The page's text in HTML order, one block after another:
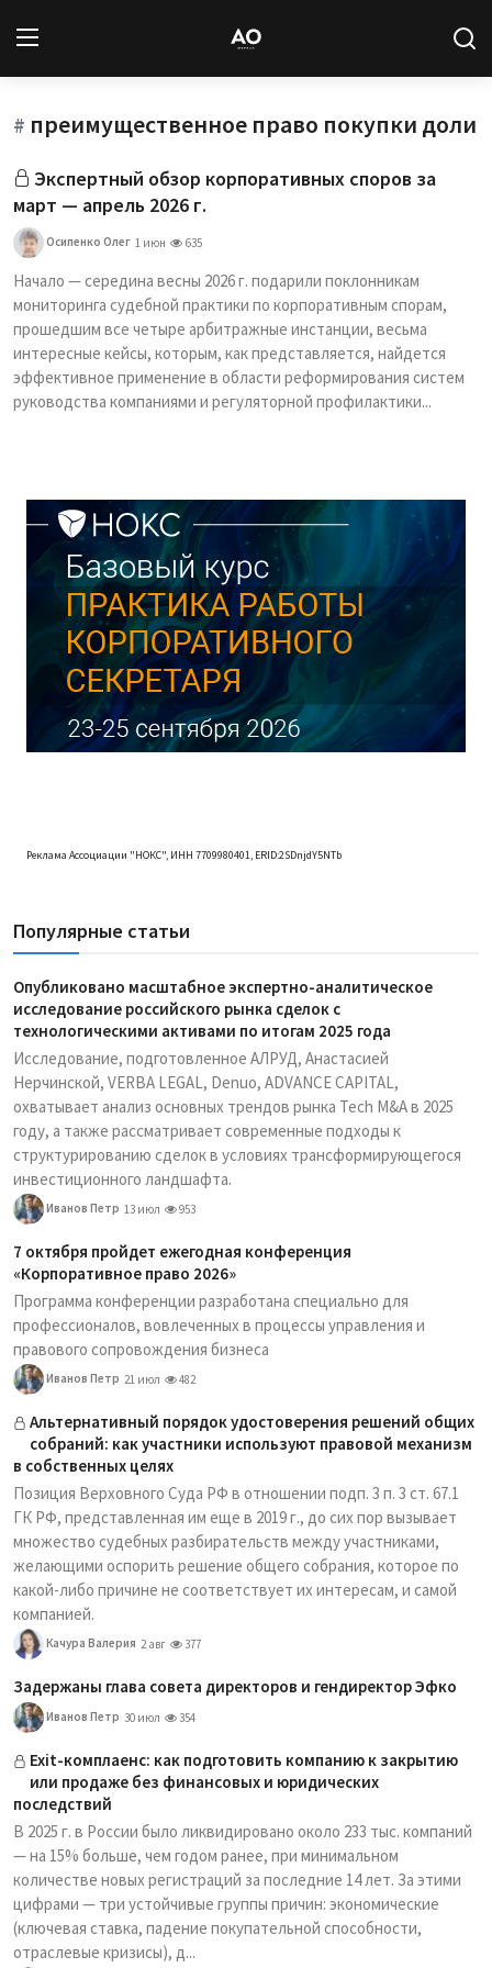
Вход Регистрация
Новости
Статьи
Авторы
Архив
База знаний
# преимущественное право покупки доли
Экспертный обзор корпоративных споров за
март — апрель 2026 г.
Осипенко Олег 1 июн 635
Начало — середина весны 2026 г. подарили поклонникам
мониторинга судебной практики по корпоративным спорам,
прошедшим все четыре арбитражные инстанции, весьма
интересные кейсы, которым, как представляется, найдется
эффективное применение в области реформирования систем
руководства компаниями и регуляторной профилактики...
Реклама Ассоциации "НОКС", ИНН 7709980401, ERID:2SDnjdY5NTb
Популярные статьи
Опубликовано масштабное экспертно-аналитическое
исследование российского рынка сделок с
технологическими активами по итогам 2025 года
Исследование, подготовленное АЛРУД, Анастасией
Нерчинской, VERBA LEGAL, Denuo, ADVANCE CAPITAL,
охватывает анализ основных трендов рынка Tech M&A в 2025
году, а также рассматривает современные подходы к
структурированию сделок в условиях трансформирующегося
инвестиционного ландшафта.
Иванов Петр 13 июл 953
7 октября пройдет ежегодная конференция
«Корпоративное право 2026»
Программа конференции разработана специально для
профессионалов, вовлеченных в процессы управления и
правового сопровождения бизнеса
Иванов Петр 21 июл 482
Альтернативный порядок удостоверения решений общих
собраний: как участники используют правовой механизм
в собственных целях
Позиция Верховного Суда РФ в отношении подп. 3 п. 3 ст. 67.1
ГК РФ, представленная им еще в 2019 г., до сих пор вызывает
множество судебных разбирательств между участниками,
желающими оспорить решение общего собрания, которое по
какой-либо причине не соответствует их интересам, и самой
компанией.
Качура Валерия 2 авг 377
Задержаны глава совета директоров и гендиректор Эфко
Иванов Петр 30 июл 354
Exit-комплаенс: как подготовить компанию к закрытию
или продаже без финансовых и юридических
последствий
В 2025 г. в России было ликвидировано около 233 тыс. компаний
— на 15% больше, чем годом ранее, при минимальном
количестве новых регистраций за последние 14 лет. За этими
цифрами — три устойчивые группы причин: экономические
(ключевая ставка, падение покупательной способности,
отраслевые кризисы), д...